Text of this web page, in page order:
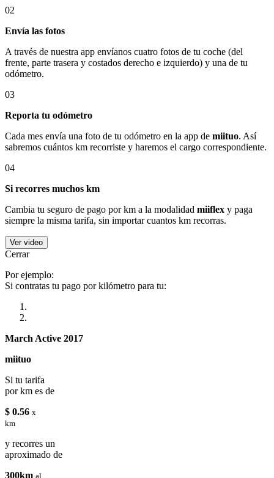
02
Envía las fotos
A través de nuestra app envíanos cuatro fotos de tu coche (del
frente, parte trasera y costados derecho e izquierdo) y una de tu
odómetro.
03
Reporta tu odómetro
Cada mes envía una foto de tu odómetro en la app de miituo. Así
sabremos cuántos km recorriste y haremos el cargo correspondiente.
04
Si recorres muchos km
Cambia tu seguro de pago por km a la modalidad miiflex y paga
siempre la misma tarifa, sin importar cuantos km recorras.
Ver video
Cerrar
Por ejemplo:
Si contratas tu pago por kilómetro para tu:
March Active 2017
miituo
Si tu tarifa
por km es de
$ 0.56 x
km
y recorres un
aproximado de
300km al